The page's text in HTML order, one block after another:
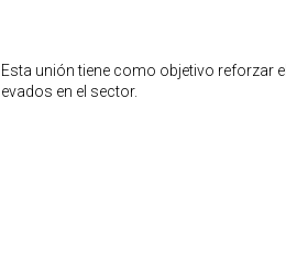
Esta unión tiene como objetivo reforzar el
en el sector.